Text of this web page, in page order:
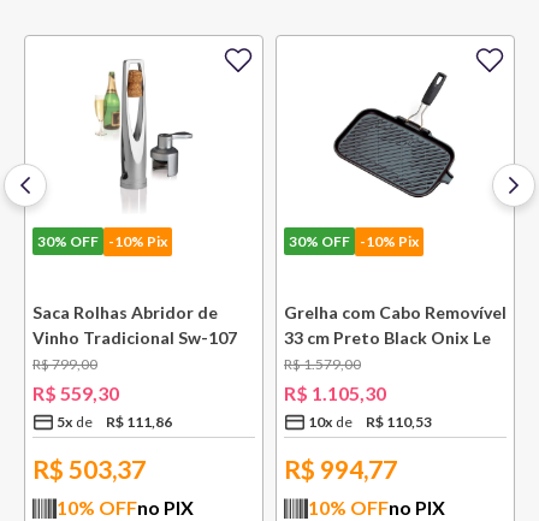
30% OFF -10% Pix
Saca Rolhas Abridor de
Vinho Tradicional Sw-107
Ply Le Creuset
R$799,00
R$ 559,30
5x R$ 111,86
R$ 503,37
10% OFFno PIX
30% OFF -10% Pix
Grelha com Cabo Removível
33 cm Preto Black Onix Le
Creuset
R$1.579,00
R$ 1.105,30
10x R$ 110,53
R$ 994,77
10% OFFno PIX